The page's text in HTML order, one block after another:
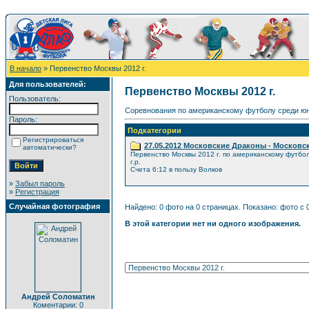
В начало » Первенство Москвы 2012 г.
Для пользователей:
Пользователь:
Пароль:
Регистрироваться
автоматически?
» Забыл пароль
» Регистрация
Случайная фотография
Андрей Соломатин
Коментарии: 0
Первенство Москвы 2012 г.
Соревнования по американскому футболу среди
Подкатегории
27.05.2012 Московские Драконы -
Первенство Москвы 2012 г. по американскому
г.р.
Счета 6:12 в пользу Волков
Найдено: 0 фото на 0 страницах. Показано: фото с
В этой категории нет ни одного изображения.